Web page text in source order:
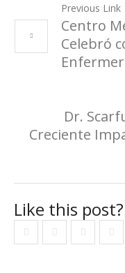
Previous Link
Centro
Celebró
Dr.
Creciente
Like this post?